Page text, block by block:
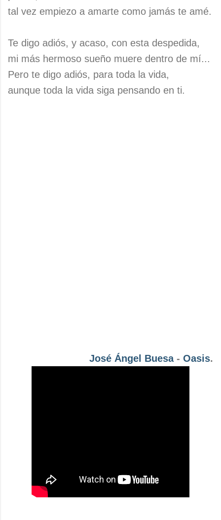
tal vez empiezo a amarte como jamás te amé.
Te digo adiós, y acaso, con esta despedida,
mi más hermoso sueño muere dentro de mí...
Pero te digo adiós, para toda la vida,
aunque toda la vida siga pensando en ti.
José Ángel Buesa- Oasis.